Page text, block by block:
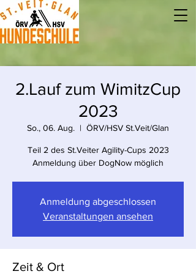
2.Lauf zum WimitzCup
2023
So., 06. Aug.
  |
ÖRV/HSV St.Veit/Glan
Teil 2 des St.Veiter Agility-Cups 2023
Anmeldung über DogNow möglich
Anmeldung abgeschlossen
Veranstaltungen ansehen
Zeit & Ort